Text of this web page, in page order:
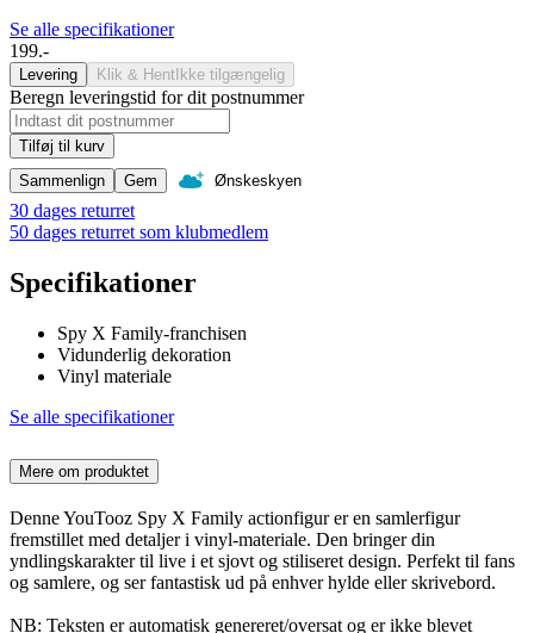
Se alle specifikationer
199.-
Levering Klik & Hent Ikke tilgængelig
Beregn leveringstid for dit postnummer
Tilføj til kurv
Sammenlign
Gem Ønskeskyen
30 dages returret
50 dages returret som klubmedlem
Specifikationer
Spy X Family-franchisen
Vidunderlig dekoration
Vinyl materiale
Se alle specifikationer
Mere om produktet
Denne YouTooz Spy X Family actionfigur er en samlerfigur
fremstillet med detaljer i vinyl-materiale. Den bringer din
yndlingskarakter til live i et sjovt og stiliseret design. Perfekt til fans
og samlere, og ser fantastisk ud på enhver hylde eller skrivebord.
NB: Teksten er automatisk genereret/oversat og er ikke blevet